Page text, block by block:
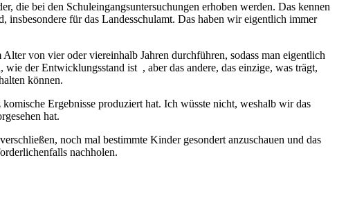
die bei den Schuleingangsuntersuchungen erhoben werden. Das kennen
insbesondere für das Landesschulamt. Das haben wir eigentlich immer
von vier oder viereinhalb Jahren durchführen, sodass man eigentlich
der Entwicklungsstand ist , aber das andere, das einzige, was trägt,
können.
Ergebnisse produziert hat. Ich wüsste nicht, weshalb wir das
hat.
noch mal bestimmte Kinder gesondert anzuschauen und das
nachholen.